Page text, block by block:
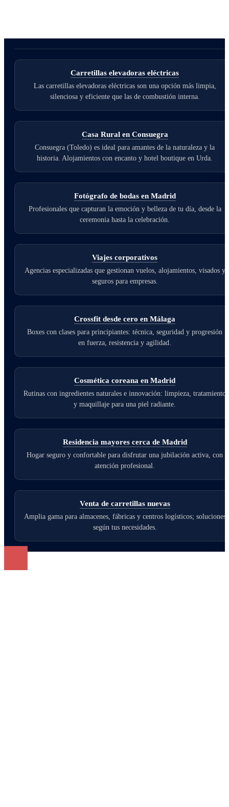
Carretillas elevadoras eléctricas
Las carretillas elevadoras eléctricas son una opción más limpia,
silenciosa y eficiente que las de combustión interna.
Casa Rural en Consuegra
Consuegra (Toledo) es ideal para amantes de la naturaleza y la
historia. Alojamientos con encanto y hotel boutique en Urda.
Fotógrafo de bodas en Madrid
Profesionales que capturan la emoción y belleza de tu día, desde la
ceremonia hasta la celebración.
Viajes corporativos
Agencias especializadas que gestionan vuelos, alojamientos, visados y
seguros para empresas.
Crossfit desde cero en Málaga
Boxes con clases para principiantes: técnica, seguridad y progresión
en fuerza, resistencia y agilidad.
Cosmética coreana en Madrid
Rutinas con ingredientes naturales e innovación: limpieza, tratamiento
y maquillaje para una piel radiante.
Residencia mayores cerca de Madrid
Hogar seguro y confortable para disfrutar una jubilación activa, con
atención profesional.
Venta de carretillas nuevas
Amplia gama para almacenes, fábricas y centros logísticos; soluciones
según tus necesidades.